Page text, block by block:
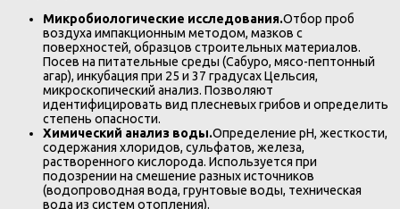
Микробиологические исследования.Отбор проб
воздуха импакционным методом, мазков с
поверхностей, образцов строительных материалов.
Посев на питательные среды (Сабуро, мясо-пептонный
агар), инкубация при 25 и 37 градусах Цельсия,
микроскопический анализ. Позволяют
идентифицировать вид плесневых грибов и определить
степень опасности.
Химический анализ воды.Определение pH, жесткости,
содержания хлоридов, сульфатов, железа,
растворенного кислорода. Используется при
подозрении на смешение разных источников
(водопроводная вода, грунтовые воды, техническая
вода из систем отопления).